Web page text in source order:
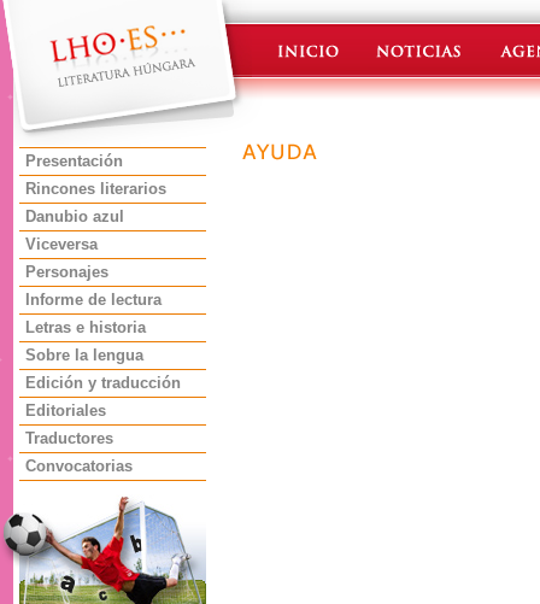
Presentación
Rincones literarios
Danubio azul
Viceversa
Personajes
Informe de lectura
Letras e historia
Sobre la lengua
Edición y traducción
Editoriales
Traductores
Convocatorias